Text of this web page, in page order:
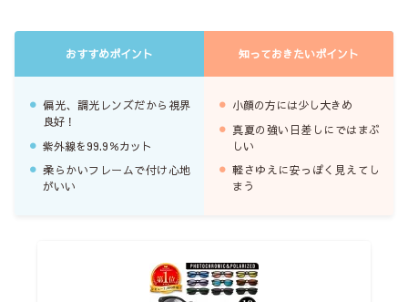
おすすめポイント 知っておきたいポイント
偏光、調光レンズだから視界
良好！
紫外線を99.9％カット
柔らかいフレームで付け心地
がいい
小顔の方には少し大きめ
真夏の強い日差しにではまぶ
しい
軽さゆえに安っぽく見えてし
まう